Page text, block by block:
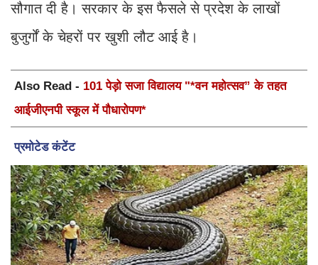
सौगात दी है। सरकार के इस फैसले से प्रदेश के लाखों
बुजुर्गों के चेहरों पर खुशी लौट आई है।
Also Read - 101 पेड़ो सजा विद्यालय "*वन महोत्सव” के तहत
आईजीएनपी स्कूल में पौधारोपण*